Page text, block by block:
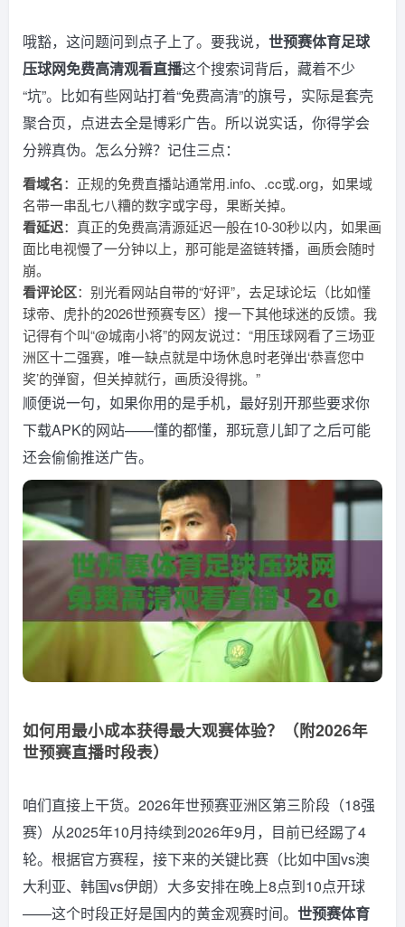
哦豁，这问题问到点子上了。要我说， 世预赛体育足球
压球网免费高清观看直播这个搜索词背后，藏着不少
“坑”。比如有些网站打着“免费高清”的旗号，实际是套壳
聚合页，点进去全是博彩广告。所以说实话，你得学会
分辨真伪。怎么分辨？记住三点：
看域名：正规的免费直播站通常用.info、.cc或.org，如果域
名带一串乱七八糟的数字或字母，果断关掉。
看延迟：真正的免费高清源延迟一般在10-30秒以内，如果画
面比电视慢了一分钟以上，那可能是盗链转播，画质会随时
崩。
看评论区：别光看网站自带的“好评”，去足球论坛（比如懂
球帝、虎扑的2026世预赛专区）搜一下其他球迷的反馈。我
记得有个叫“@城南小将”的网友说过：“用压球网看了三场亚
洲区十二强赛，唯一缺点就是中场休息时老弹出‘恭喜您中
奖’的弹窗，但关掉就行，画质没得挑。”
顺便说一句，如果你用的是手机，最好别开那些要求你
下载APK的网站——懂的都懂，那玩意儿卸了之后可能
还会偷偷推送广告。
如何用最小成本获得最大观赛体验？（附2026年
世预赛直播时段表）
咱们直接上干货。2026年世预赛亚洲区第三阶段（18强
赛）从2025年10月持续到2026年9月，目前已经踢了4
轮。根据官方赛程，接下来的关键比赛（比如中国vs澳
大利亚、韩国vs伊朗）大多安排在晚上8点到10点开球
——这个时段正好是国内的黄金观赛时间。 世预赛体育